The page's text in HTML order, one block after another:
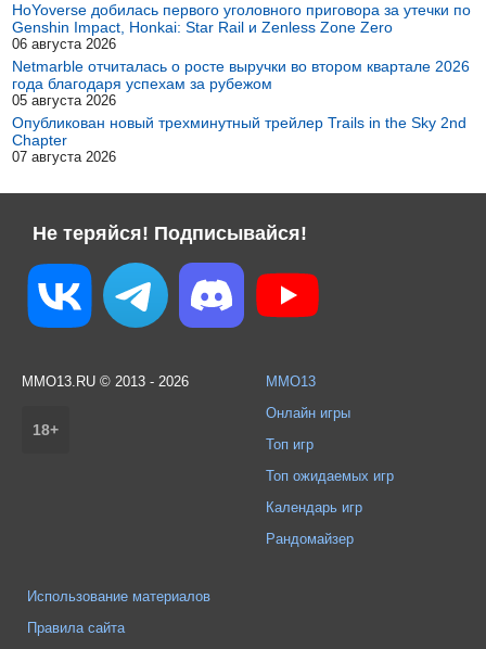
HoYoverse добилась первого уголовного приговора за утечки по
Genshin Impact, Honkai: Star Rail и Zenless Zone Zero
06 августа 2026
Netmarble отчиталась о росте выручки во втором квартале 2026
года благодаря успехам за рубежом
05 августа 2026
Опубликован новый трехминутный трейлер Trails in the Sky 2nd
Chapter
07 августа 2026
Не теряйся! Подписывайся!
MMO13.RU © 2013 - 2026
18+
MMO13
Онлайн игры
Топ игр
Топ ожидаемых игр
Календарь игр
Рандомайзер
Использование материалов
Правила сайта